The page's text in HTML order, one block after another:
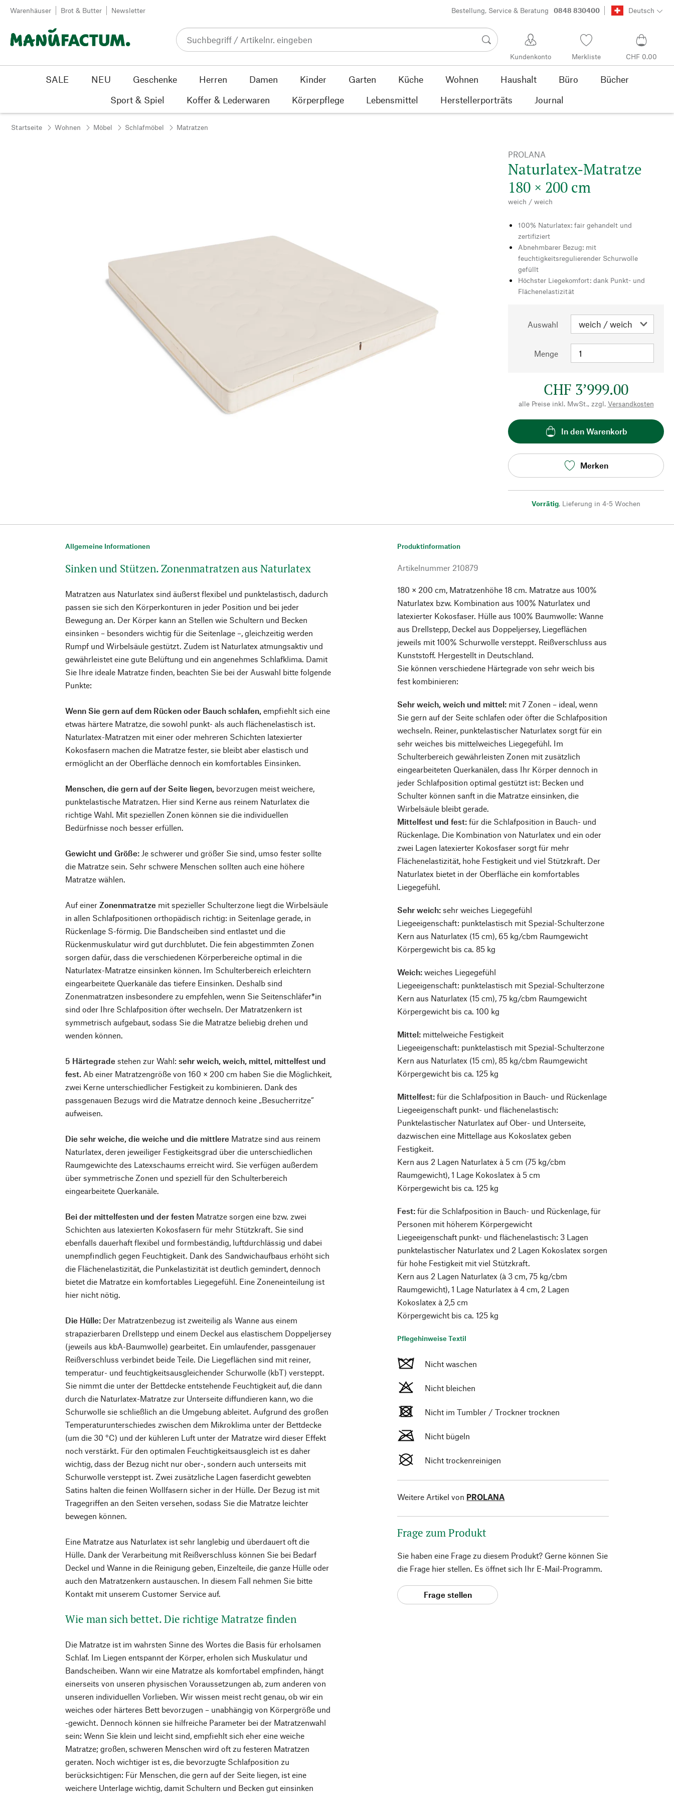
Zum Inhalt springen
Warenhäuser Brot & Butter Newsletter Bestellung, Service & Beratung 0848 830400 Deutsch
Kundenkonto Merkliste CHF 0.00
SALE NEU Geschenke Herren Damen Kinder Garten Küche Wohnen Haushalt Büro
Bücher
Sport & Spiel
Koffer & Lederwaren Körperpflege Lebensmittel Herstellerporträts Journal
Startseite Wohnen Möbel Schlafmöbel Matratzen
PROLANA
Naturlatex-Matratze
180 × 200 cm
weich / weich
100% Naturlatex: fair gehandelt und
zertifiziert
Abnehmbarer Bezug: mit
feuchtigkeitsregulierender Schurwolle
gefüllt
Höchster Liegekomfort: dank Punkt- und
Flächenelastizität
Auswahl
Menge
CHF 3’999.00
alle Preise inkl. MwSt., zzgl. Versandkosten
In den Warenkorb
Merken
Vorrätig, Lieferung in 4-5 Wochen
Allgemeine Informationen
Sinken und Stützen. Zonenmatratzen aus Naturlatex
Matratzen aus Naturlatex sind äußerst flexibel und punktelastisch, dadurch
passen sie sich den Körperkonturen in jeder Position und bei jeder
Bewegung an. Der Körper kann an Stellen wie Schultern und Becken
einsinken – besonders wichtig für die Seitenlage –, gleichzeitig werden
Rumpf und Wirbelsäule gestützt. Zudem ist Naturlatex atmungsaktiv und
gewährleistet eine gute Belüftung und ein angenehmes Schlafklima. Damit
Sie Ihre ideale Matratze finden, beachten Sie bei der Auswahl bitte folgende
Punkte:
Wenn Sie gern auf dem Rücken oder Bauch schlafen,empfiehlt sich eine
etwas härtere Matratze, die sowohl punkt- als auch flächenelastisch ist.
Naturlatex-Matratzen mit einer oder mehreren Schichten latexierter
Kokosfasern machen die Matratze fester, sie bleibt aber elastisch und
ermöglicht an der Oberfläche dennoch ein komfortables Einsinken.
Menschen, die gern auf der Seite liegen, bevorzugen meist weichere,
punktelastische Matratzen. Hier sind Kerne aus reinem Naturlatex die
richtige Wahl. Mit speziellen Zonen können sie die individuellen
Bedürfnisse noch besser erfüllen.
Gewicht und Größe: Je schwerer und größer Sie sind, umso fester sollte
die Matratze sein. Sehr schwere Menschen sollten auch eine höhere
Matratze wählen.
Auf einerZonenmatratze mit spezieller Schulterzone liegt die Wirbelsäule
in allen Schlafpositionen orthopädisch richtig: in Seitenlage gerade, in
Rückenlage S-förmig. Die Bandscheiben sind entlastet und die
Rückenmuskulatur wird gut durchblutet. Die fein abgestimmten Zonen
sorgen dafür, dass die verschiedenen Körperbereiche optimal in die
Naturlatex-Matratze einsinken können. Im Schulterbereich erleichtern
eingearbeitete Querkanäle das tiefere Einsinken. Deshalb sind
Zonenmatratzen insbesondere zu empfehlen, wenn Sie Seitenschläfer*in
sind oder Ihre Schlafposition öfter wechseln. Der Matratzenkern ist
symmetrisch aufgebaut, sodass Sie die Matratze beliebig drehen und
wenden können.
5 Härtegrade stehen zur Wahl:sehr weich, weich, mittel, mittelfest und
fest. Ab einer Matratzengröße von 160 × 200 cm haben Sie die Möglichkeit,
zwei Kerne unterschiedlicher Festigkeit zu kombinieren. Dank des
passgenauen Bezugs wird die Matratze dennoch keine „Besucherritze“
aufweisen.
Die sehr weiche, die weiche und die mittlere Matratze sind aus reinem
Naturlatex, deren jeweiliger Festigkeitsgrad über die unterschiedlichen
Raumgewichte des Latexschaums erreicht wird. Sie verfügen außerdem
über symmetrische Zonen und speziell für den Schulterbereich
eingearbeitete Querkanäle.
Bei der mittelfesten und der festen Matratze sorgen eine bzw. zwei
Schichten aus latexierten Kokosfasern für mehr Stützkraft. Sie sind
ebenfalls dauerhaft flexibel und formbeständig, luftdurchlässig und dabei
unempfindlich gegen Feuchtigkeit. Dank des Sandwichaufbaus erhöht sich
die Flächenelastizität, die Punkelastizität ist deutlich gemindert, dennoch
bietet die Matratze ein komfortables Liegegefühl. Eine Zoneneinteilung ist
hier nicht nötig.
Die Hülle: Der Matratzenbezug ist zweiteilig als Wanne aus einem
strapazierbaren Drellstepp und einem Deckel aus elastischem Doppeljersey
(jeweils aus kbA-Baumwolle) gearbeitet. Ein umlaufender, passgenauer
Reißverschluss verbindet beide Teile. Die Liegeflächen sind mit reiner,
temperatur- und feuchtigkeitsausgleichender Schurwolle (kbT) versteppt.
Sie nimmt die unter der Bettdecke entstehende Feuchtigkeit auf, die dann
durch die Naturlatex-Matratze zur Unterseite diffundieren kann, wo die
Schurwolle sie schließlich an die Umgebung ableitet. Aufgrund des großen
Temperaturunterschiedes zwischen dem Mikroklima unter der Bettdecke
(um die 30 °C) und der kühleren Luft unter der Matratze wird dieser Effekt
noch verstärkt. Für den optimalen Feuchtigkeitsausgleich ist es daher
wichtig, dass der Bezug nicht nur ober-, sondern auch unterseits mit
Schurwolle versteppt ist. Zwei zusätzliche Lagen faserdicht gewebten
Satins halten die feinen Wollfasern sicher in der Hülle. Der Bezug ist mit
Tragegriffen an den Seiten versehen, sodass Sie die Matratze leichter
bewegen können.
Eine Matratze aus Naturlatex ist sehr langlebig und überdauert oft die
Hülle. Dank der Verarbeitung mit Reißverschluss können Sie bei Bedarf
Deckel und Wanne in die Reinigung geben, Einzelteile, die ganze Hülle oder
auch den Matratzenkern austauschen. In diesem Fall nehmen Sie bitte
Kontakt mit unserem Customer Service auf.
Wie man sich bettet. Die richtige Matratze finden
Die Matratze ist im wahrsten Sinne des Wortes die Basis für erholsamen
Schlaf. Im Liegen entspannt der Körper, erholen sich Muskulatur und
Bandscheiben. Wann wir eine Matratze als komfortabel empfinden, hängt
einerseits von unseren physischen Voraussetzungen ab, zum anderen von
unseren individuellen Vorlieben. Wir wissen meist recht genau, ob wir ein
weiches oder härteres Bett bevorzugen – unabhängig von Körpergröße und
-gewicht. Dennoch können sie hilfreiche Parameter bei der Matratzenwahl
sein: Wenn Sie klein und leicht sind, empfiehlt sich eher eine weiche
Matratze; großen, schweren Menschen wird oft zu festeren Matratzen
geraten. Noch wichtiger ist es, die bevorzugte Schlafposition zu
berücksichtigen: Für Menschen, die gern auf der Seite liegen, ist eine
weichere Unterlage wichtig, damit Schultern und Becken gut einsinken
Produktinformation
Artikelnummer 210879
180 × 200 cm, Matratzenhöhe 18 cm. Matratze aus 100%
Naturlatex bzw. Kombination aus 100% Naturlatex und
latexierter Kokosfaser. Hülle aus 100% Baumwolle: Wanne
aus Drellstepp, Deckel aus Doppeljersey, Liegeflächen
jeweils mit 100% Schurwolle versteppt. Reißverschluss aus
Kunststoff. Hergestellt in Deutschland.
Sie können verschiedene Härtegrade von sehr weich bis
fest kombinieren:
Sehr weich, weich und mittel: mit 7 Zonen – ideal, wenn
Sie gern auf der Seite schlafen oder öfter die Schlafposition
wechseln. Reiner, punktelastischer Naturlatex sorgt für ein
sehr weiches bis mittelweiches Liegegefühl. Im
Schulterbereich gewährleisten Zonen mit zusätzlich
eingearbeiteten Querkanälen, dass Ihr Körper dennoch in
jeder Schlafposition optimal gestützt ist: Becken und
Schulter können sanft in die Matratze einsinken, die
Wirbelsäule bleibt gerade.
Mittelfest und fest: für die Schlafposition in Bauch- und
Rückenlage. Die Kombination von Naturlatex und ein oder
zwei Lagen latexierter Kokosfaser sorgt für mehr
Flächenelastizität, hohe Festigkeit und viel Stützkraft. Der
Naturlatex bietet in der Oberfläche ein komfortables
Liegegefühl.
Sehr weich: sehr weiches Liegegefühl
Liegeeigenschaft: punktelastisch mit Spezial-Schulterzone
Kern aus Naturlatex (15 cm), 65 kg/cbm Raumgewicht
Körpergewicht bis ca. 85 kg
Weich:weiches Liegegefühl
Liegeeigenschaft: punktelastisch mit Spezial-Schulterzone
Kern aus Naturlatex (15 cm), 75 kg/cbm Raumgewicht
Körpergewicht bis ca. 100 kg
Mittel: mittelweiche Festigkeit
Liegeeigenschaft: punktelastisch mit Spezial-Schulterzone
Kern aus Naturlatex (15 cm), 85 kg/cbm Raumgewicht
Körpergewicht bis ca. 125 kg
Mittelfest:für die Schlafposition in Bauch- und Rückenlage
Liegeeigenschaft punkt- und flächenelastisch:
Punktelastischer Naturlatex auf Ober- und Unterseite,
dazwischen eine Mittellage aus Kokoslatex geben
Festigkeit.
Kern aus 2 Lagen Naturlatex à 5 cm (75 kg/cbm
Raumgewicht), 1 Lage Kokoslatex à 5 cm
Körpergewicht bis ca. 125 kg
Fest:für die Schlafposition in Bauch- und Rückenlage, für
Personen mit höherem Körpergewicht
Liegeeigenschaft punkt- und flächenelastisch: 3 Lagen
punktelastischer Naturlatex und 2 Lagen Kokoslatex sorgen
für hohe Festigkeit mit viel Stützkraft.
Kern aus 2 Lagen Naturlatex (à 3 cm, 75 kg/cbm
Raumgewicht), 1 Lage Naturlatex à 4 cm, 2 Lagen
Kokoslatex à 2,5 cm
Körpergewicht bis ca. 125 kg
Pflegehinweise Textil
Nicht waschen
Nicht bleichen
Nicht im Tumbler / Trockner trocknen
Nicht bügeln
Nicht trockenreinigen
Weitere Artikel von PROLANA
Frage zum Produkt
Sie haben eine Frage zu diesem Produkt? Gerne können Sie
die Frage hier stellen. Es öffnet sich Ihr E-Mail-Programm.
Frage stellen